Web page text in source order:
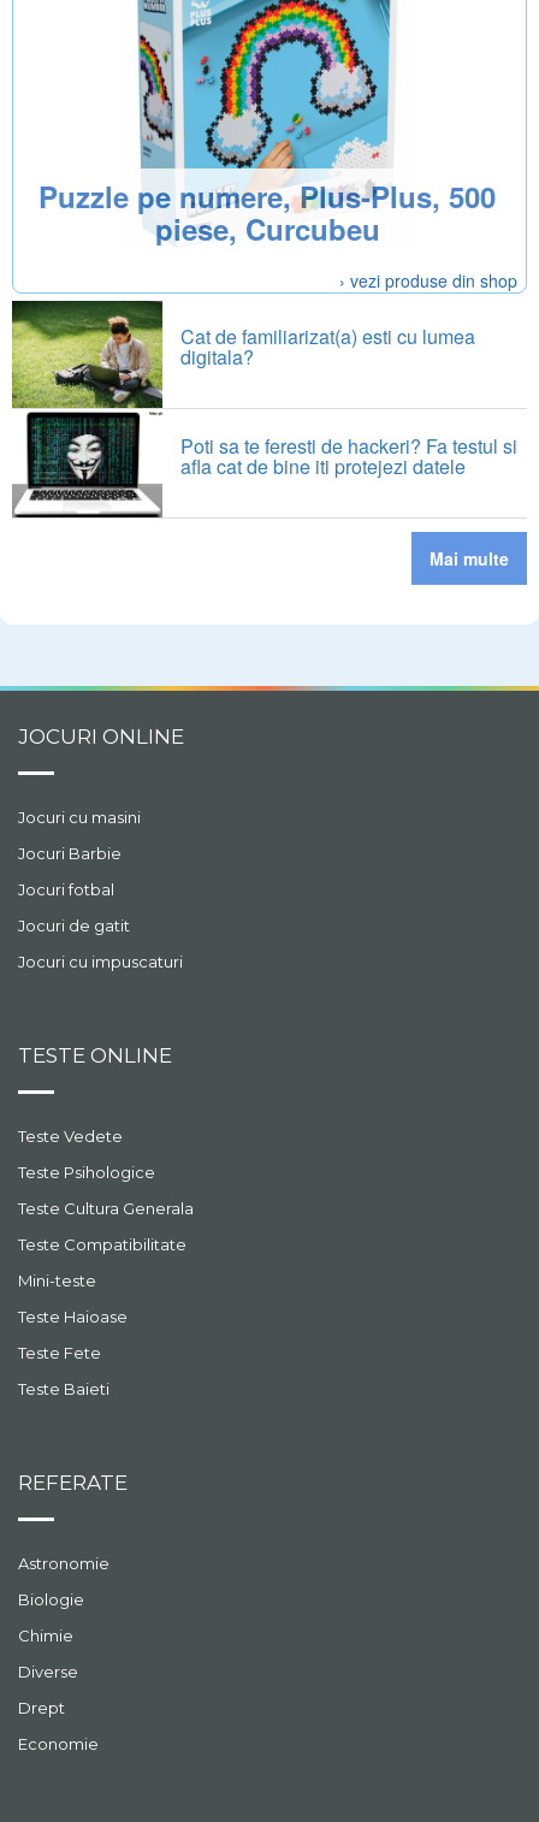
Puzzle pe numere, Plus-Plus, 500
piese, Curcubeu
› vezi produse din shop
Cat de familiarizat(a) esti cu lumea
digitala?
Poti sa te feresti de hackeri? Fa testul si
afla cat de bine iti protejezi datele
Mai multe
JOCURI ONLINE
Jocuri cu masini
Jocuri Barbie
Jocuri fotbal
Jocuri de gatit
Jocuri cu impuscaturi
TESTE ONLINE
Teste Vedete
Teste Psihologice
Teste Cultura Generala
Teste Compatibilitate
Mini-teste
Teste Haioase
Teste Fete
Teste Baieti
REFERATE
Astronomie
Biologie
Chimie
Diverse
Drept
Economie